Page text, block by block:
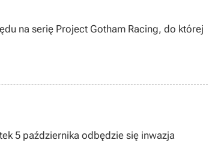
na serię Project Gotham Racing, do której
5 października odbędzie się inwazja